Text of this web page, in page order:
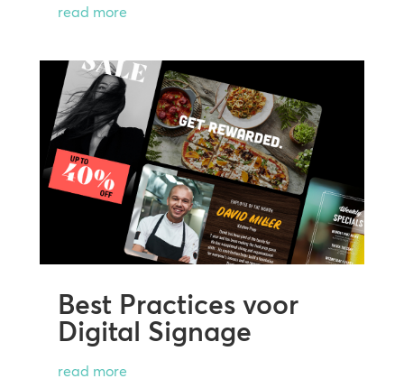
read more
Best Practices voor
Digital Signage
read more